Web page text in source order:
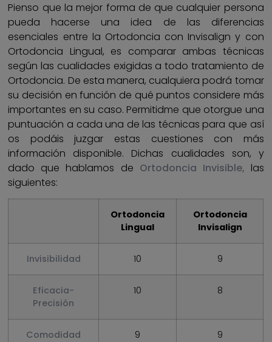
Pienso que la mejor forma de que cualquier persona
pueda hacerse una idea de las diferencias
esenciales entre la Ortodoncia con Invisalign y con
Ortodoncia Lingual, es comparar ambas técnicas
según las cualidades exigidas a todo tratamiento de
Ortodoncia. De esta manera, cualquiera podrá tomar
su decisión en función de qué puntos considere más
importantes en su caso. Permitidme que otorgue una
puntuación a cada una de las técnicas para que así
os podáis juzgar estas cuestiones con más
información disponible. Dichas cualidades son, y
dado que hablamos de Ortodoncia Invisible, las
siguientes:
Ortodoncia
Lingual
Ortodoncia
Invisalign
Invisibilidad 10 9
Eficacia-
Precisión
10 8
Comodidad 9 9